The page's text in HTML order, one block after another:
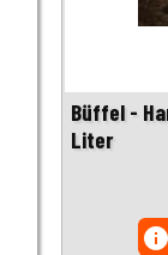
Büffel -
Liter